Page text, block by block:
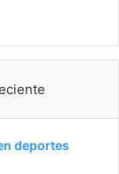
deportes